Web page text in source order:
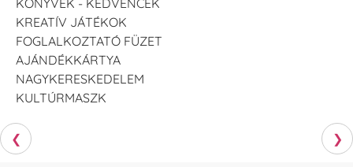
KREATÍV JÁTÉKOK
FOGLALKOZTATÓ FÜZET
AJÁNDÉKKÁRTYA
NAGYKERESKEDELEM
KULTÚRMASZK
❮ ❯